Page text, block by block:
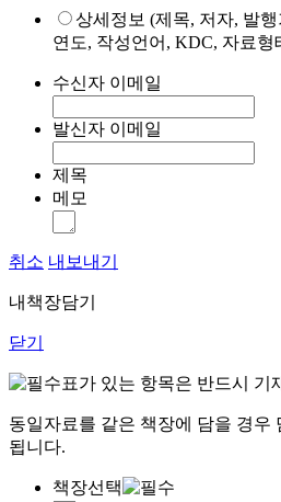
상세정보 (제목, 저자, 발
연도, 작성언어, KDC, 자료
수신자 이메일
발신자 이메일
제목
메모
취소 내보내기
내책장담기
닫기
표가 있는 항목은 반드시 기
동일자료를 같은 책장에 담을 경우
됩니다.
책장선택